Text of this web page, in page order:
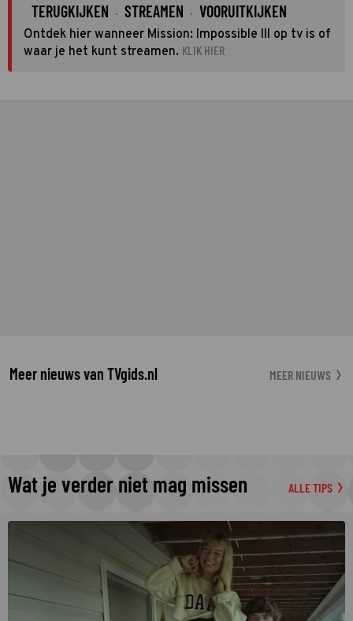
TERUGKIJKEN · STREAMEN · VOORUITKIJKEN
Ontdek hier wanneer Mission: Impossible III op tv is of
waar je het kunt streamen. KLIK HIER
Meer nieuws van TVgids.nl MEER NIEUWS
Wat je verder niet mag missen ALLE TIPS